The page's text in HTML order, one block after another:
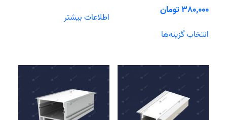
380,000تومان
انتخاب گزینه‌ها
انواع
مختلفی
می
باشد.
گزینه
اطلاعات بیشتر